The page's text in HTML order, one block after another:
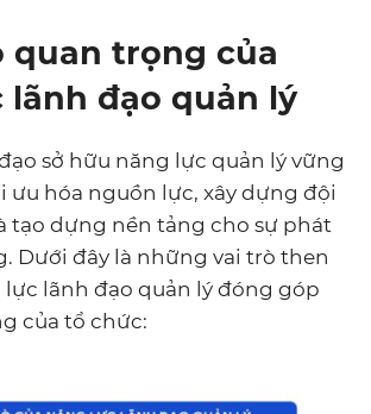
quan trọng của
lãnh đạo quản lý
sở hữu năng lực quản lý vững
ưu hóa nguồn lực, xây dựng đội
tạo dựng nền tảng cho sự phát
Dưới đây là những vai trò then
lãnh đạo quản lý đóng góp
của tổ chức: